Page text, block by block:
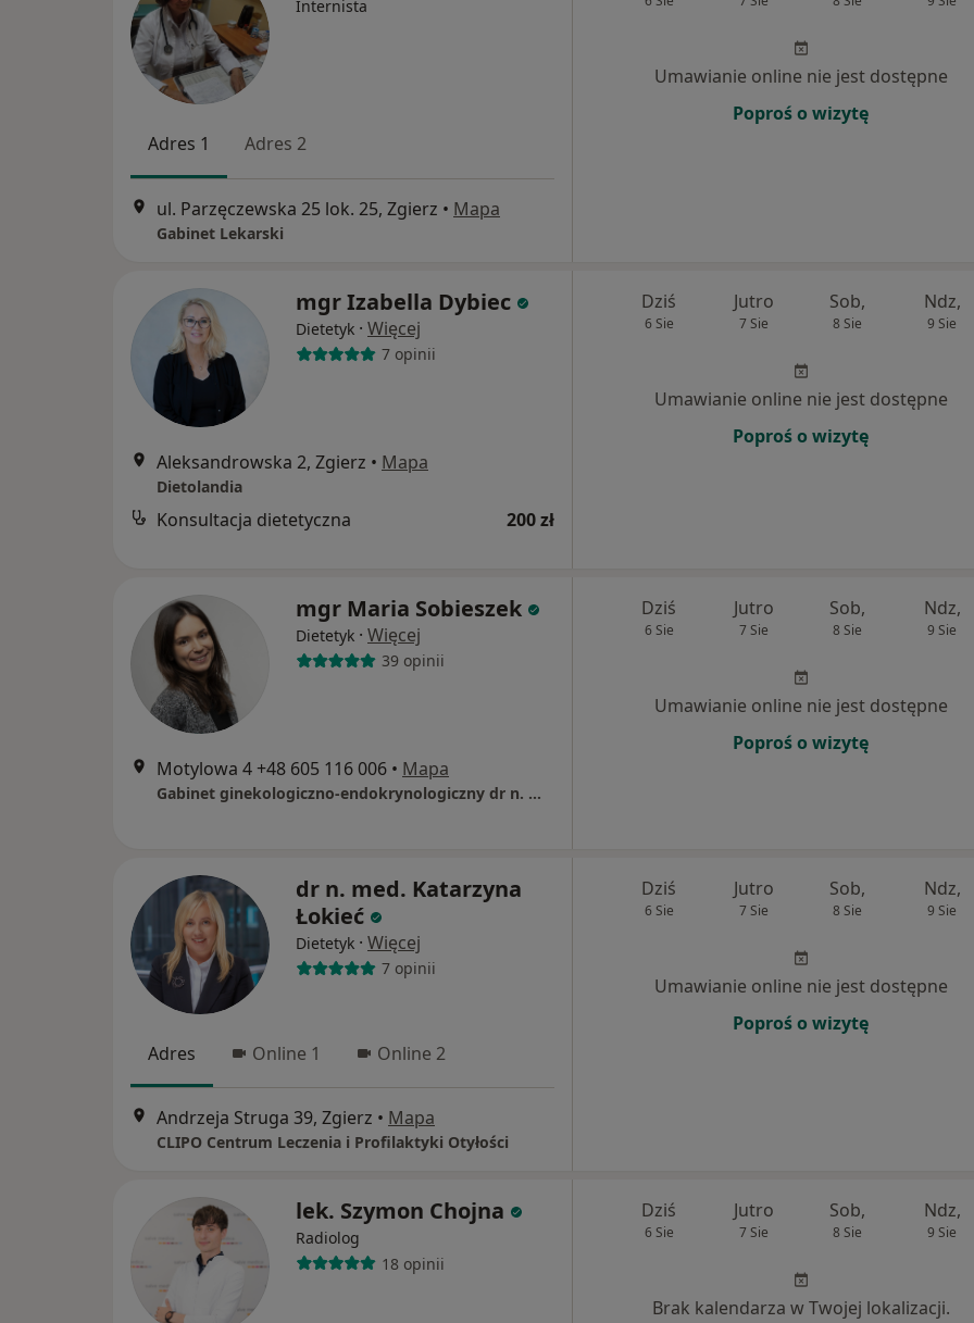
Internista
Adres 1 Adres 2
ul. Parzęczewska 25 lok. 25, Zgierz • Mapa
Gabinet Lekarski
Umawianie online nie jest dostępne
Poproś o wizytę
mgr Izabella Dybiec
Dietetyk · Więcej
7 opinii
Aleksandrowska 2, Zgierz • Mapa
Dietolandia
Konsultacja dietetyczna 200 zł
Dziś
6 Sie
Jutro
7 Sie
Sob,
8 Sie
Ndz,
9 Sie
Umawianie online nie jest dostępne
Poproś o wizytę
mgr Maria Sobieszek
Dietetyk · Więcej
39 opinii
Motylowa 4 +48 605 116 006 • Mapa
Gabinet ginekologiczno-endokrynologiczny dr n. med. Agata Cajdler Łuba
Dziś
6 Sie
Jutro
7 Sie
Sob,
8 Sie
Ndz,
9 Sie
Umawianie online nie jest dostępne
Poproś o wizytę
dr n. med. Katarzyna
Łokieć
Dietetyk · Więcej
7 opinii
Adres Online 1 Online 2
Andrzeja Struga 39, Zgierz • Mapa
CLIPO Centrum Leczenia i Profilaktyki Otyłości
Dziś
6 Sie
Jutro
7 Sie
Sob,
8 Sie
Ndz,
9 Sie
Umawianie online nie jest dostępne
Poproś o wizytę
lek. Szymon Chojna
Radiolog
18 opinii
Dziś
6 Sie
Jutro
7 Sie
Sob,
8 Sie
Ndz,
9 Sie
Brak kalendarza w Twojej lokalizacji.